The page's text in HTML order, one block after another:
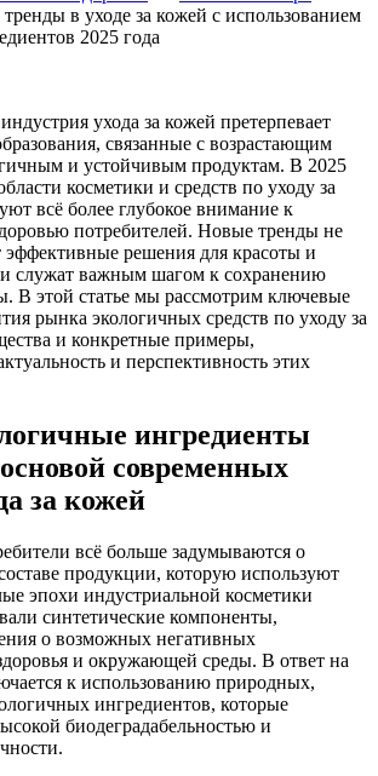
в уходе за кожей с использованием
2025 года
ухода за кожей претерпевает
связанные с возрастающим
и устойчивым продуктам. В 2025
косметики и средств по уходу за
всё более глубокое внимание к
потребителей. Новые тренды не
эффективные решения для красоты и
служат важным шагом к сохранению
В этой статье мы рассмотрим ключевые
рынка экологичных средств по уходу за
и конкретные примеры,
и перспективность этих
ингредиенты
современных
за кожей
всё больше задумываются о
продукции, которую используют
эпохи индустриальной косметики
синтетические компоненты,
о возможных негативных
и окружающей среды. В ответ на
к использованию природных,
ингредиентов, которые
биодеградабельностью и